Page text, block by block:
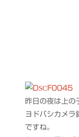
昨日の夜は上の
ヨドバシカメラ
ですね。